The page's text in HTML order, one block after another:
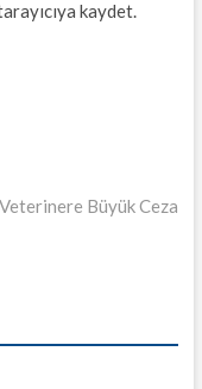
kaydet.
Büyük Ceza